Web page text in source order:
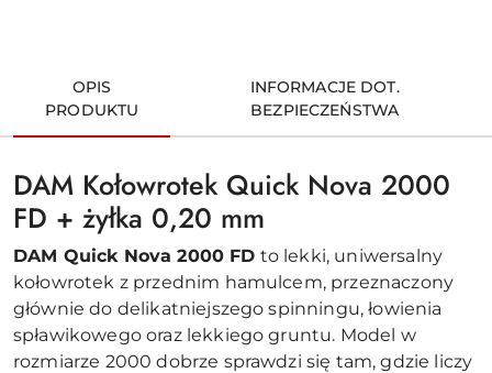
OPIS
PRODUKTU
INFORMACJE DOT.
BEZPIECZEŃSTWA
DAM Kołowrotek Quick Nova 2000
FD + żyłka 0,20 mm
DAM Quick Nova 2000 FD to lekki, uniwersalny
kołowrotek z przednim hamulcem, przeznaczony
głównie do delikatniejszego spinningu, łowienia
spławikowego oraz lekkiego gruntu. Model w
rozmiarze 2000 dobrze sprawdzi się tam, gdzie liczy